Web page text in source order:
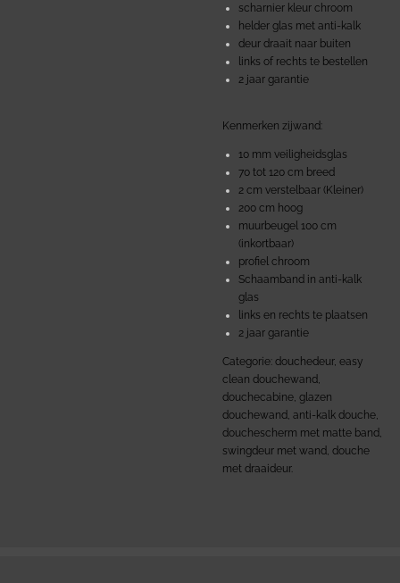
scharnier kleur chroom
helder glas met anti-kalk
deur draait naar buiten
links of rechts te bestellen
2 jaar garantie
Kenmerken zijwand:
10 mm veiligheidsglas
70 tot 120 cm breed
2 cm verstelbaar (Kleiner)
200 cm hoog
muurbeugel 100 cm
(inkortbaar)
profiel chroom
Schaamband in anti-kalk
glas
links en rechts te plaatsen
2 jaar garantie
Categorie: douchedeur, easy
clean douchewand,
douchecabine, glazen
douchewand, anti-kalk douche,
douchescherm met matte band,
swingdeur met wand, douche
met draaideur.